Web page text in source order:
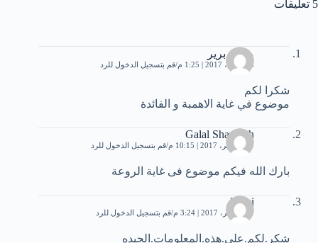
5 تعليقات
محمد برير
18 أبريل، 2017 | 1:25 م قم بتسجيل الدخول للرد
شكرا لكم
موضوع في غاية الاهمبة و الفائدة
Galal Shamekh
27 سبتمبر، 2017 | 10:15 م قم بتسجيل الدخول للرد
بارك الله فيكم موضوع فى غاية الروعة
Mimi
10 نوفمبر، 2017 | 3:24 م قم بتسجيل الدخول للرد
شكر.لكم.على.هذه.المعلومات.الجيده